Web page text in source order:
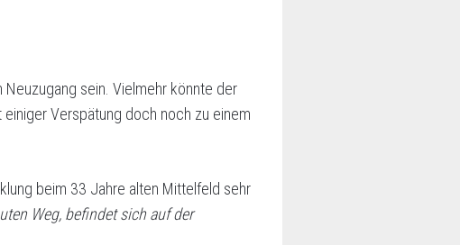
sein. Vielmehr könnte der
Verspätung doch noch zu einem
beim 33 Jahre alten Mittelfeld sehr
Weg, befindet sich auf der